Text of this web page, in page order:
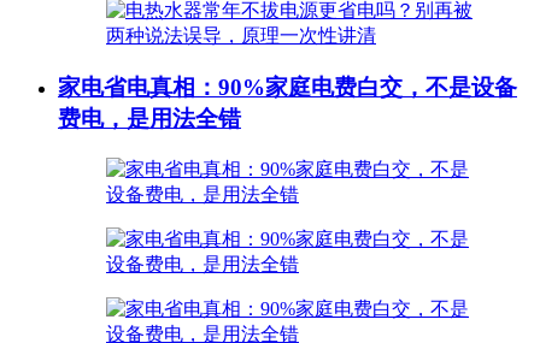
家电省电真相：90%家庭电费白交，不是设备
费电，是用法全错